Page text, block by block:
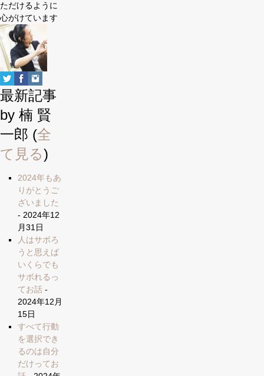
ただけるように
心がけています
最新記事
by 楠 賢
一郎 (全
て見る)
2024年もあ
りがとうご
ざいました
- 2024年12
月31日
人はサボろ
うと思えば
いくらでも
サボれるっ
てお話 -
2024年12月
15日
すべて行動
を選択でき
るのは自分
だけってお